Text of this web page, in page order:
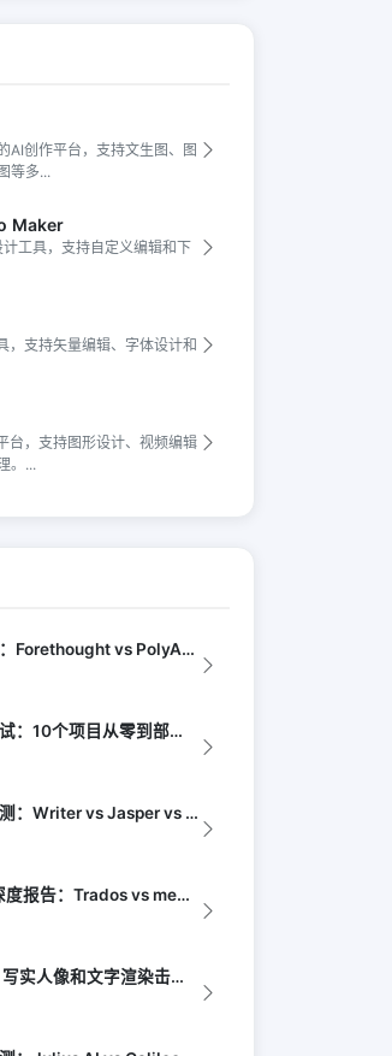
AI创作平台，支持文生图、图
等多...
Maker
工具，支持自定义编辑和下
，支持矢量编辑、字体设计和
台，支持图形设计、视频编辑
。...
AI全渠道客服评测：Forethought vs PolyAI vs Ada（G...
AI自动编程终极测试：10个项目从零到部署全由AI完成（Y Combinator...
AI企业写作平台评测：Writer vs Jasper vs Sana AI（G...
AI翻译技术2026深度报告：Trados vs memoQ AI vs Phr...
Flux AI绘图评测：写实人像和文字渲染击败Midjourney（Digita...